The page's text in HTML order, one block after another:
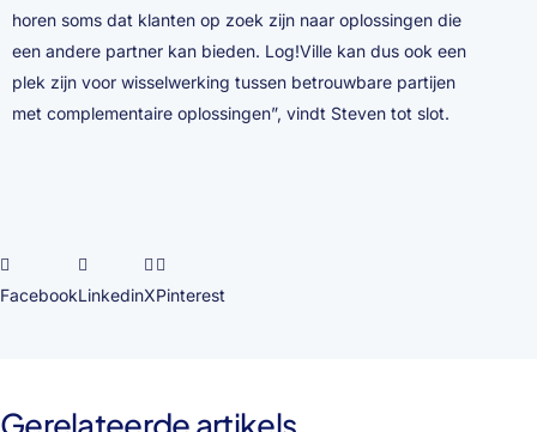
horen soms dat klanten op zoek zijn naar oplossingen die
een andere partner kan bieden. Log!Ville kan dus ook een
plek zijn voor wisselwerking tussen betrouwbare partijen
met complementaire oplossingen”, vindt Steven tot slot.
FacebookLinkedinXPinterest
Gerelateerde artikels